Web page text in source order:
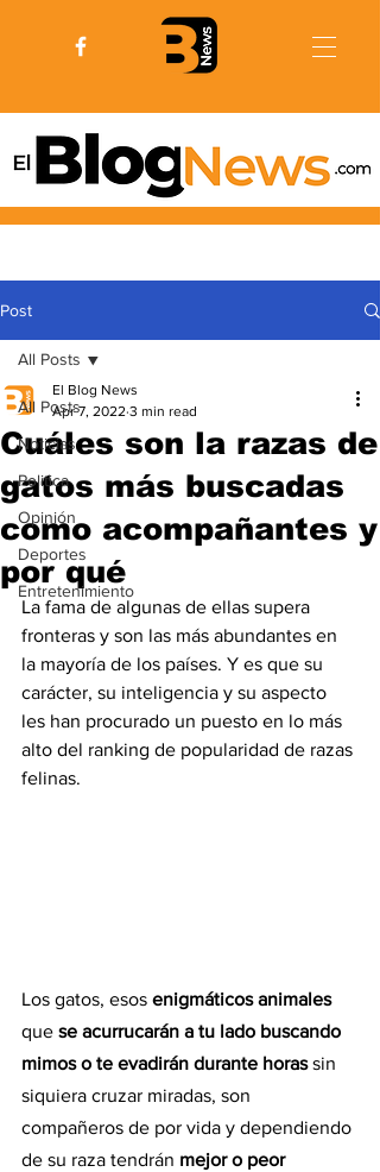
Post
All Posts
Noticias
Politica
Opinión
Deportes
Entretenimiento
All Posts
Cuáles son la razas de
gatos más buscadas
como acompañantes y
por qué
El Blog News
Apr 7, 2022 3 min read
La fama de algunas de ellas supera
fronteras y son las más abundantes en
la mayoría de los países. Y es que su
carácter, su inteligencia y su aspecto
les han procurado un puesto en lo más
alto del ranking de popularidad de razas
felinas.
Los gatos, esos enigmáticos animales
que se acurrucarán a tu lado buscando
mimos o te evadirán durante horas sin
siquiera cruzar miradas, son
compañeros de por vida y dependiendo
de su raza tendrán mejor o peor